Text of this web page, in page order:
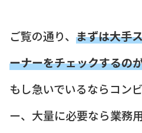
ご覧の通り、 まずは大手
ーナーをチェックするの
もし急いでいるならコン
ー、大量に必要なら業務